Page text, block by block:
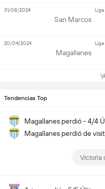
Tendencias Top
Magallanes perdió - 4/4
Magallanes perdió de
Victoria
San Marcos
31/08/2024
Magallanes
20/04/2024